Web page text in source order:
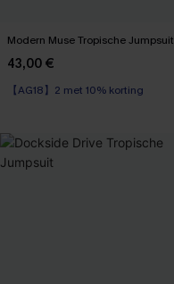
Modern Muse Tropische Jumpsuit
43,00 €
【AG18】2 met 10% korting